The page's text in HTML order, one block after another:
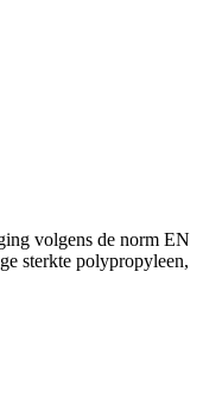
volgens de norm EN
sterkte polypropyleen,